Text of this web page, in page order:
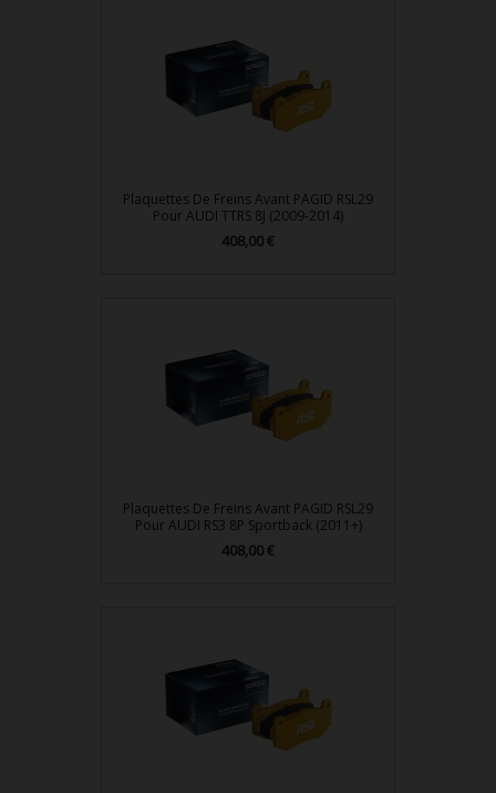
Plaquettes De Freins Avant PAGID RSL29
Pour AUDI TTRS 8J (2009-2014)
Prix
408,00 €
Plaquettes De Freins Avant PAGID RSL29
Pour AUDI RS3 8P Sportback (2011+)
Prix
408,00 €